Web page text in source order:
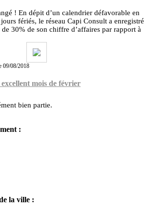
! En dépit d’un calendrier défavorable en
fériés, le réseau Capi Consult a enregistré
30% de son chiffre d’affaires par rapport à
09/08/2018
mois de février
bien partie.
:
la ville :